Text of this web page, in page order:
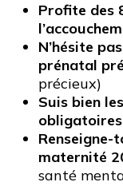
Profite des
N’hésite
prénatal
précieux)
Suis bien
obligatoires
Renseigne-
maternité
santé